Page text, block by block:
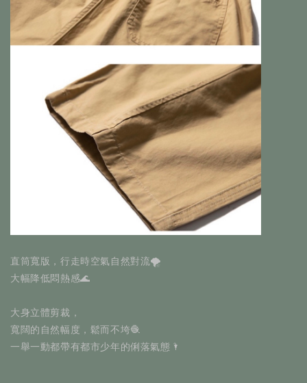
直筒寬版，行走時空氣自然對流🌪️
大幅降低悶熱感🌊
大身立體剪裁，
寬闊的自然幅度，鬆而不垮🧶
一舉一動都帶有都市少年的俐落氣態🌂